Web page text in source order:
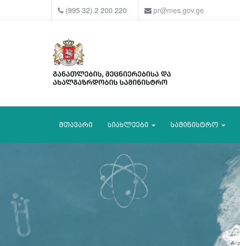
(995 32) 2 200 220 pr@mes.gov.ge
მთავარი სიახლეები სამინისტრო